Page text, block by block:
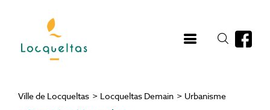
contenu
Ville de Locqueltas > Locqueltas Demain > Urbanisme